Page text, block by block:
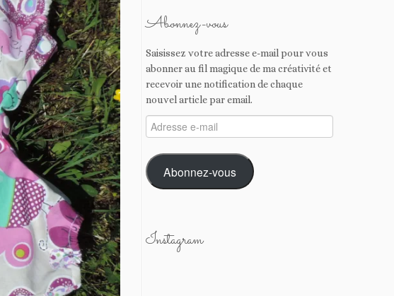
Abonnez-vous
Saisissez votre adresse e-mail pour vous
abonner au fil magique de ma créativité et
recevoir une notification de chaque
nouvel article par email.
Adresse
e-
mail
Abonnez-vous
Instagram